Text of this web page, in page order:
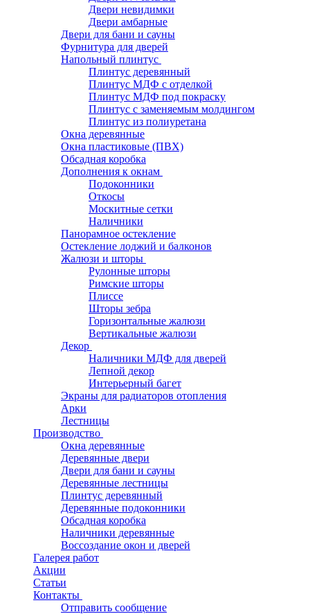
Двери невидимки
Двери амбарные
Двери для бани и сауны
Фурнитура для дверей
Напольный плинтус
Плинтус деревянный
Плинтус МДФ с отделкой
Плинтус МДФ под покраску
Плинтус с заменяемым молдингом
Плинтус из полиуретана
Окна деревянные
Окна пластиковые (ПВХ)
Обсадная коробка
Дополнения к окнам
Подоконники
Откосы
Москитные сетки
Наличники
Панорамное остекление
Остекление лоджий и балконов
Жалюзи и шторы
Рулонные шторы
Римские шторы
Плиссе
Шторы зебра
Горизонтальные жалюзи
Вертикальные жалюзи
Декор
Наличники МДФ для дверей
Лепной декор
Интерьерный багет
Экраны для радиаторов отопления
Арки
Лестницы
Производство
Окна деревянные
Деревянные двери
Двери для бани и сауны
Деревянные лестницы
Плинтус деревянный
Деревянные подоконники
Обсадная коробка
Наличники деревянные
Воссоздание окон и дверей
Галерея работ
Акции
Статьи
Контакты
Отправить сообщение